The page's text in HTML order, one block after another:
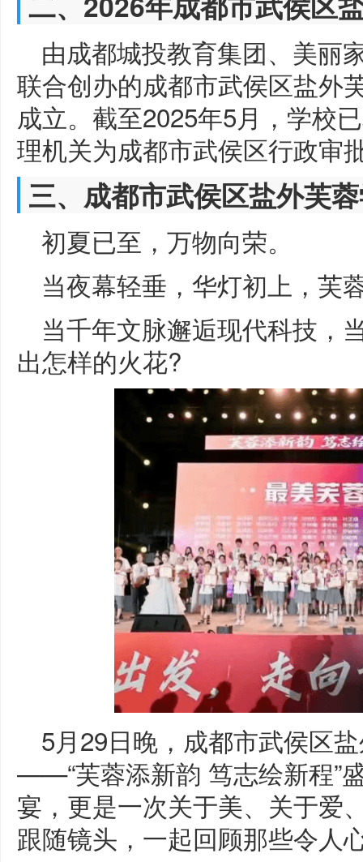
由成都城投教育集团、美丽
联合创办的成都市武侯区盐外
成立。截至2025年5月，学校
理机关为成都市武侯区行政审
三、成都市武侯区盐外芙
初夏已至，万物向荣。
当夜幕轻垂，华灯初上，芙
当千年文脉邂逅现代科技，
出怎样的火花?
5月29日晚，成都市武侯区
——“芙蓉添新韵 笃志绘新程”
宴，更是一次关于美、关于爱
跟随镜头，一起回顾那些令人